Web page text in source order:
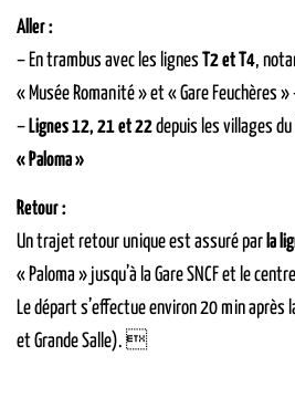
Aller :
– En trambus avec les lignes T2 et T4,
« Musée Romanité » et « Gare Feuchères »
– Lignes 12, 21 et 22depuis les villages
« Paloma »
Retour :
Un trajet retour unique est assuré par la
« Paloma » jusqu’à la Gare SNCF et le
Le départ s’effectue environ 20 min après
et Grande Salle). 